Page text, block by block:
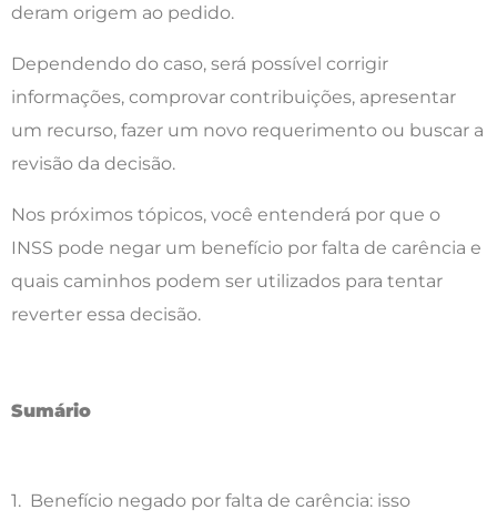
deram origem ao pedido.
Dependendo do caso, será possível corrigir
informações, comprovar contribuições, apresentar
um recurso, fazer um novo requerimento ou buscar a
revisão da decisão.
Nos próximos tópicos, você entenderá por que o
INSS pode negar um benefício por falta de carência e
quais caminhos podem ser utilizados para tentar
reverter essa decisão.
Sumário
1. Benefício negado por falta de carência: isso